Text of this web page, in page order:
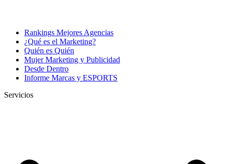
Rankings Mejores Agencias
¿Qué es el Marketing?
Quién es Quién
Mujer Marketing y Publicidad
Desde Dentro
Informe Marcas y ESPORTS
Servicios